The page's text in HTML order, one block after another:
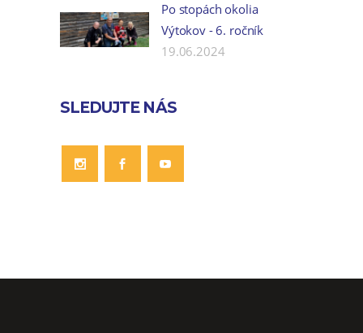
Po stopách okolia
Výtokov - 6. ročník
19.06.2024
SLEDUJTE NÁS